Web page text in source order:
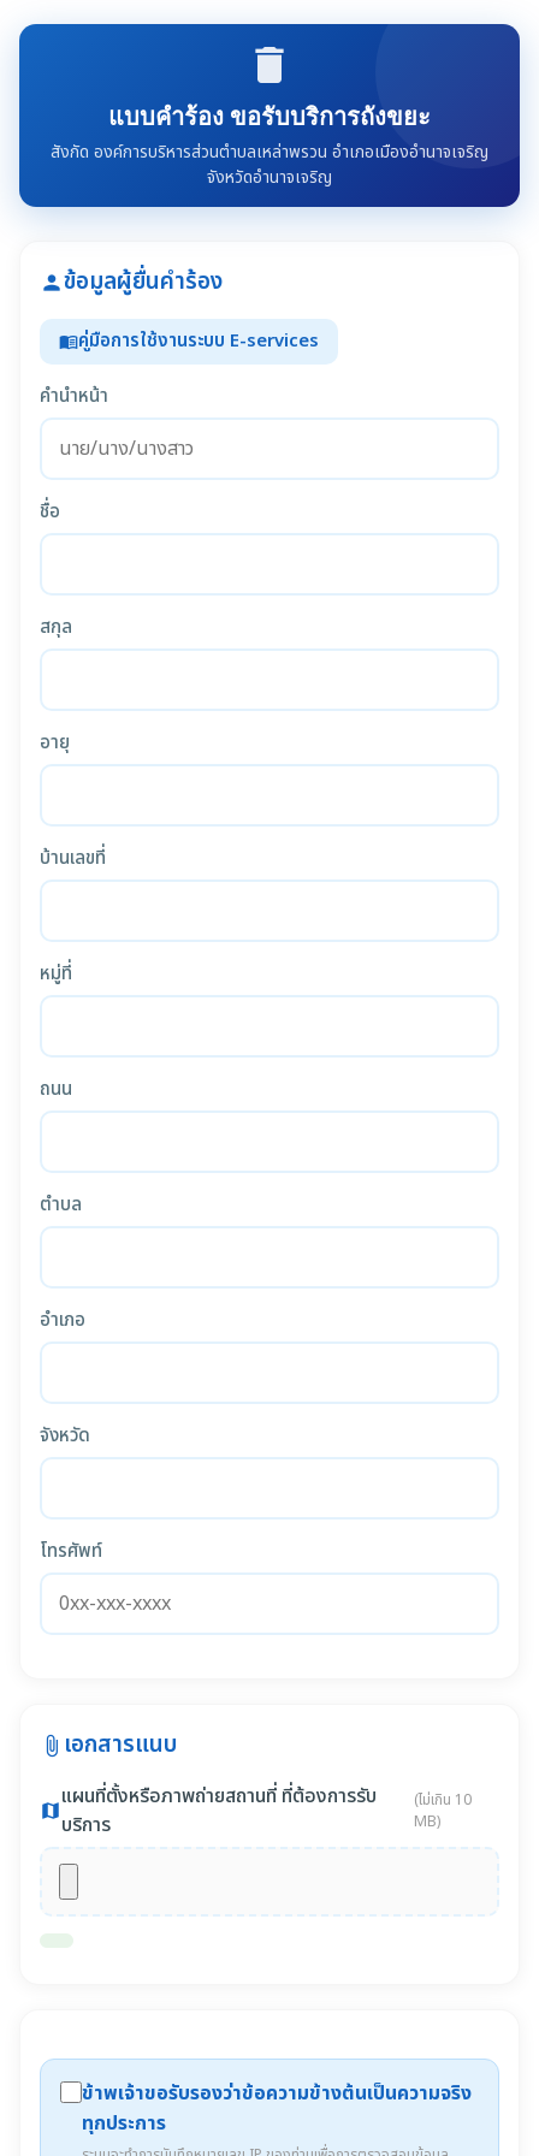
delete
แบบคำร้อง ขอรับบริการถังขยะ
สังกัด องค์การบริหารส่วนตำบลเหล่าพรวน อำเภอเมืองอำนาจเจริญ
จังหวัดอำนาจเจริญ
personข้อมูลผู้ยื่นคำร้อง
menu_bookคู่มือการใช้งานระบบ E-services
คำนำหน้า
ชื่อ
สกุล
อายุ
บ้านเลขที่
หมู่ที่
ถนน
ตำบล
อำเภอ
จังหวัด
โทรศัพท์
attach_file เอกสารแนบ
mapแผนที่ตั้งหรือภาพถ่ายสถานที่ ที่ต้องการรับ
บริการ
(ไม่เกิน 10
MB)
ข้าพเจ้าขอรับรองว่าข้อความข้างต้นเป็นความจริง
ทุกประการ